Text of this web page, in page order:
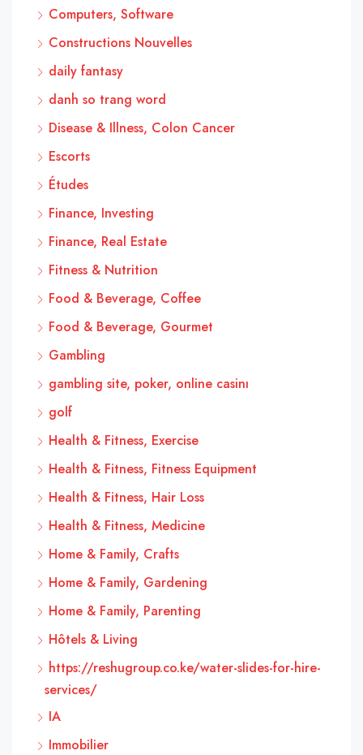
Computers, Software
Constructions Nouvelles
daily fantasy
danh so trang word
Disease & Illness, Colon Cancer
Escorts
Études
Finance, Investing
Finance, Real Estate
Fitness & Nutrition
Food & Beverage, Coffee
Food & Beverage, Gourmet
Gambling
gambling site, poker, online casinı
golf
Health & Fitness, Exercise
Health & Fitness, Fitness Equipment
Health & Fitness, Hair Loss
Health & Fitness, Medicine
Home & Family, Crafts
Home & Family, Gardening
Home & Family, Parenting
Hôtels & Living
https://reshugroup.co.ke/water-slides-for-hire-
services/
IA
Immobilier